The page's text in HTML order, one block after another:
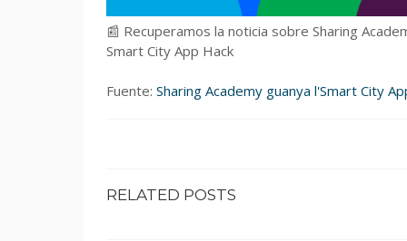
📰 Recuperamos la noticia sobre Sharing
Smart City App Hack
Fuente: Sharing Academy guanya l'Smart City
RELATED POSTS